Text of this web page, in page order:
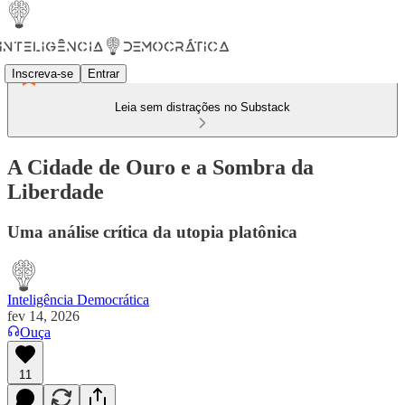
Inscreva-se Entrar
Leia sem distrações no Substack
A Cidade de Ouro e a Sombra da
Liberdade
Uma análise crítica da utopia platônica
Inteligência Democrática
fev 14, 2026
Ouça
11